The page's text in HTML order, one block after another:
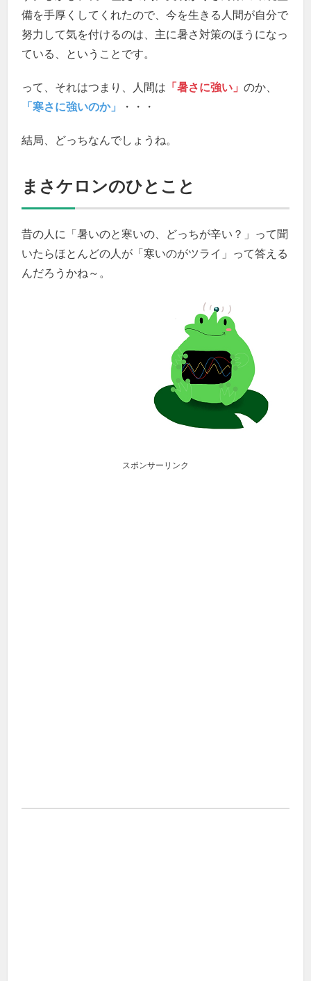
備を手厚くしてくれたので、今を生きる人間が自分で
努力して気を付けるのは、主に暑さ対策のほうになっ
ている、ということです。
って、それはつまり、人間は 「暑さに強い」のか、
「寒さに強いのか」
・・・
結局、どっちなんでしょうね。
まさケロンのひとこと
昔の人に「暑いのと寒いの、どっちが辛い？」って聞
いたらほとんどの人が「寒いのがツライ」って答える
んだろうかね～。
スポンサーリンク